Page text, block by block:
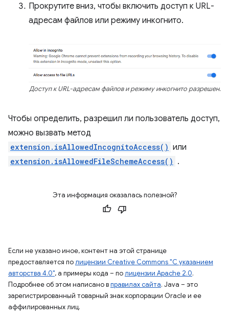
Прокрутите вниз, чтобы включить доступ к URL-
адресам файлов или режиму инкогнито.
Доступ к URL-адресам файлов и режиму инкогнито разрешен.
Чтобы определить, разрешил ли пользователь доступ,
можно вызвать метод
extension.isAllowedIncognitoAccess() или
extension.isAllowedFileSchemeAccess() .
Эта информация оказалась полезной?
Если не указано иное, контент на этой странице
предоставляется полицензии Creative Commons "С указанием
авторства 4.0", а примеры кода – полицензии Apache 2.0.
Подробнее об этом написано вправилах сайта. Java – это
зарегистрированный товарный знак корпорации Oracle и ее
аффилированных лиц.